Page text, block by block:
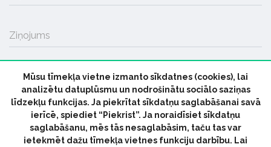
Ziņojums
SŪTĪT
Mūsu tīmekļa vietne izmanto sīkdatnes (cookies), lai
analizētu datuplūsmu un nodrošinātu sociālo saziņas
līdzekļu funkcijas. Ja piekrītat sīkdatņu saglabāšanai savā
ierīcē, spiediet “Piekrist”. Ja noraidīsiet sīkdatņu
saglabāšanu, mēs tās nesaglabāsim, taču tas var
ietekmēt dažu tīmekļa vietnes funkciju darbību. Lai